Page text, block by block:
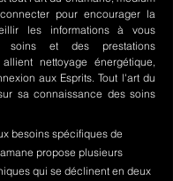
pour encourager la
les informations à vous
soins et des prestations
nettoyage énergétique,
aux Esprits. Tout l'art du
sa connaissance des soins
besoins spécifiques de
propose plusieurs
qui se déclinent en deux